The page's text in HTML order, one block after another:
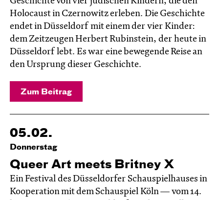
Holocaust in Czernowitz erleben. Die Geschichte
endet in Düsseldorf mit einem der vier Kinder:
dem Zeitzeugen Herbert Rubinstein, der heute in
Düsseldorf lebt. Es war eine bewegende Reise an
den Ursprung dieser Geschichte.
Zum Beitrag
05.02.
Donnerstag
Queer Art meets Britney X
Ein Festival des Düsseldorfer Schauspielhauses in
Kooperation mit dem Schauspiel Köln — vom 14.